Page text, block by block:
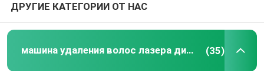
ДРУГИЕ КАТЕГОРИИ ОТ НАС
машина удаления волос лазера диода 808nm (35)